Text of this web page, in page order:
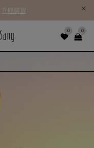
0 0
立即購買